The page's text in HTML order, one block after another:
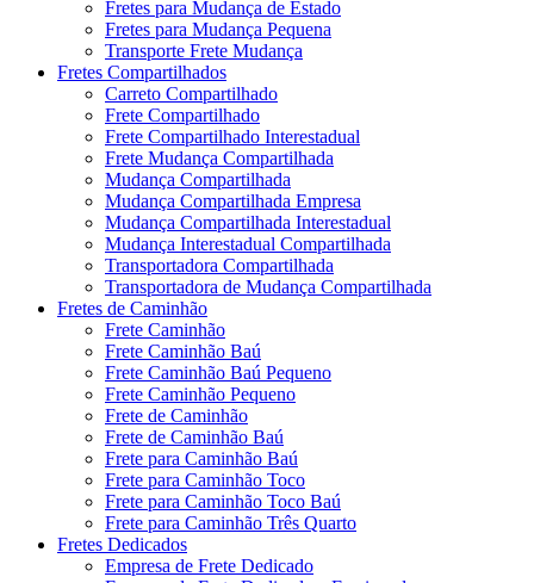
Fretes para Mudança de Estado
Fretes para Mudança Pequena
Transporte Frete Mudança
Fretes Compartilhados
Carreto Compartilhado
Frete Compartilhado
Frete Compartilhado Interestadual
Frete Mudança Compartilhada
Mudança Compartilhada
Mudança Compartilhada Empresa
Mudança Compartilhada Interestadual
Mudança Interestadual Compartilhada
Transportadora Compartilhada
Transportadora de Mudança Compartilhada
Fretes de Caminhão
Frete Caminhão
Frete Caminhão Baú
Frete Caminhão Baú Pequeno
Frete Caminhão Pequeno
Frete de Caminhão
Frete de Caminhão Baú
Frete para Caminhão Baú
Frete para Caminhão Toco
Frete para Caminhão Toco Baú
Frete para Caminhão Três Quarto
Fretes Dedicados
Empresa de Frete Dedicado